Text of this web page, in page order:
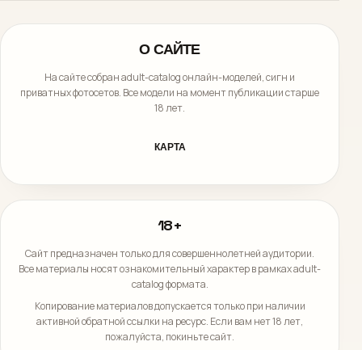
О САЙТЕ
На сайте собран adult-catalog онлайн-моделей, сигн и
приватных фотосетов. Все модели на момент публикации старше
18 лет.
КАРТА
18+
Сайт предназначен только для совершеннолетней аудитории.
Все материалы носят ознакомительный характер в рамках adult-
catalog формата.
Копирование материалов допускается только при наличии
активной обратной ссылки на ресурс. Если вам нет 18 лет,
пожалуйста, покиньте сайт.